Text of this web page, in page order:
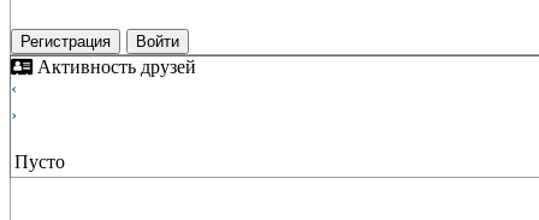
Регистрация Войти
Активность друзей
‹
›
Пусто